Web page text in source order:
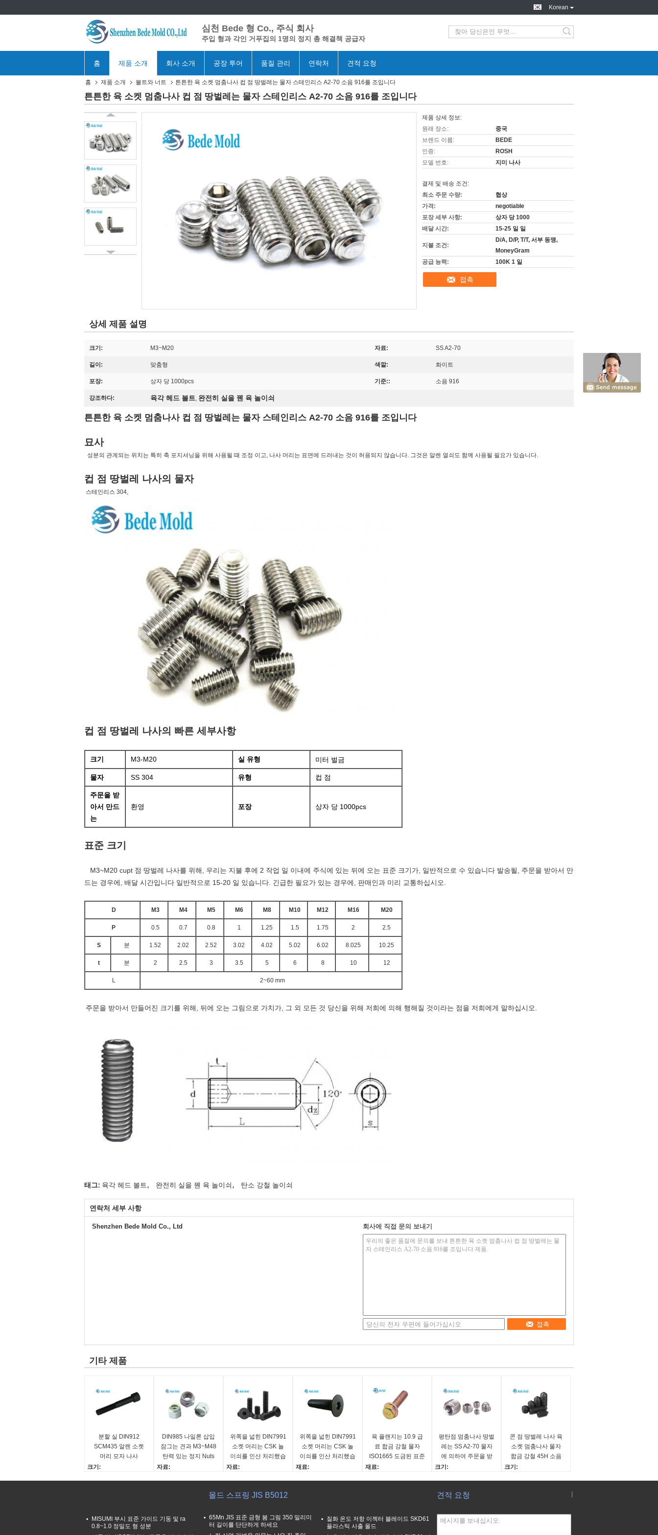
Korean
심천 Bede 형 Co., 주식 회사
주입 형과 각인 거푸집의 1명의 정지 총 해결책 공급자
홈 제품 소개 회사 소개 공장 투어 품질 관리 연락처 견적 요청
홈 제품 소개 볼트와 너트 튼튼한 육 소켓 멈춤나사 컵 점 땅벌레는 물자 스테인리스 A2-70 소음 916를 조입니다
튼튼한 육 소켓 멈춤나사 컵 점 땅벌레는 물자 스테인리스 A2-70 소음 916를 조입니다
제품 상세 정보:
원래 장소:
중국
브랜드 이름:
BEDE
인증:
ROSH
모델 번호:
지미 나사
결제 및 배송 조건:
최소 주문 수량:
협상
가격:
negotiable
포장 세부 사항:
상자 당 1000
배달 시간:
15-25 일 일
지불 조건:
D/A, D/P, T/T, 서부 동맹,
MoneyGram
공급 능력:
100K 1 일
접촉
상세 제품 설명
크기: M3~M20 자료: SS A2-70
길이: 맞춤형 색깔: 화이트
포장: 상자 당 1000pcs 기준:: 소음 916
강조하다: 육각 헤드 볼트, 완전히 실을 꿴 육 놀이쇠
튼튼한 육 소켓 멈춤나사 컵 점 땅벌레는 물자 스테인리스 A2-70 소음 916를 조입니다
묘사
성분의 관계되는 위치는 특히 축 포지셔닝을 위해 사용될 때 조정 이고, 나사 머리는 표면에 드러내는 것이 허용되지 않습니다. 그것은 알렌 열쇠도 함께 사용될 필요가 있습니다.
컵 점 땅벌레 나사의 물자
스테인리스 304,
컵 점 땅벌레 나사의 빠른 세부사항
크기 M3-M20 실 유형 미터 벌금
물자 SS 304 유형 컵 점
주문을 받
아서 만드
는
환영 포장 상자 당 1000pcs
표준 크기
M3~M20 cupt 점 땅벌레 나사를 위해, 우리는 지불 후에 2 작업 일 이내에 주식에 있는 뒤에 오는 표준 크기가, 일반적으로 수 있습니다 발송될, 주문을 받아서 만
드는 경우에, 배달 시간입니다 일반적으로 15-20 일 있습니다. 긴급한 필요가 있는 경우에, 판매인과 미리 교통하십시오.
D M3 M4 M5 M6 M8 M10 M12 M16 M20
P 0.5 0.7 0.8 1 1.25 1.5 1.75 2 2.5
S 분 1.52 2.02 2.52 3.02 4.02 5.02 6.02 8.025 10.25
t 분 2 2.5 3 3.5 5 6 8 10 12
L 2~60 mm
주문을 받아서 만들어진 크기를 위해, 뒤에 오는 그림으로 가치가, 그 외 모든 것 당신을 위해 저희에 의해 행해질 것이라는 점을 저희에게 말하십시오.
태그: 육각 헤드 볼트, 완전히 실을 꿴 육 놀이쇠, 탄소 강철 놀이쇠
연락처 세부 사항
Shenzhen Bede Mold Co., Ltd 회사에 직접 문의 보내기
접촉
기타 제품
분할 실 DIN912
SCM435 알렌 소켓
머리 모자 나사
크기:
길이:
주문을 받아서 만드는
DIN985 나일론 삽입
잠그는 견과 M3~M48
탄력 있는 정지 Nuts
스테인리스 물자
자료:
DIN 985
위쪽을 넓힌 DIN7991
소켓 머리는 CSK 놀
이쇠를 인산 처리했습
니다 미터 10.9 급료
자료:
16-200mm
미터
색깔:
위쪽을 넓힌 DIN7991
소켓 머리는 CSK 놀
이쇠를 인산 처리했습
니다 실을 꿴 미터 벌
재료:
미터
육 플랜지는 10.9 급
료 합금 강철 물자
ISO1665 도금된 표준
색깔 아연을 조입니다
재료:
미터
색깔:
평탄점 멈춤나사 땅벌
레는 SS A2-70 물자
에 의하여 주문을 받
아서 만들어진 길이
크기:
SS 304
맞춤형
색깔:
콘 점 땅벌레 나사 육
소켓 멈춤나사 물자
합금 강철 45H 소음
크기:
맞춤형
MISUMI 부시 표준 가이드 기둥 및 ra
0.8~1.0 정밀도 형 성분
몰드 스프링 JIS B5012
65Mn JIS 표준 금형 봄 그림 350 밀리미
터 길이를 단단하게 하세요
질화 온도 저항 이젝터 블레이드 SKD61
플라스틱 사출 몰드
견적 요청